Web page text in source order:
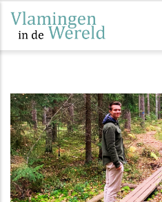
Overslaan
naar
gaan